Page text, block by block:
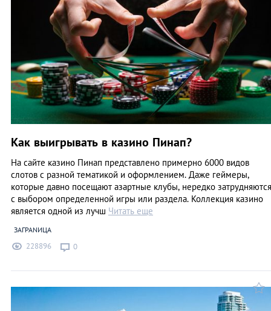
Как выигрывать в казино Пинап?
На сайте казино Пинап представлено примерно 6000 видов
слотов с разной тематикой и оформлением. Даже геймеры,
которые давно посещают азартные клубы, нередко затрудняются
с выбором определенной игры или раздела. Коллекция казино
является одной из лучш Читать еще
ЗАГРАNИЦА
228896 0